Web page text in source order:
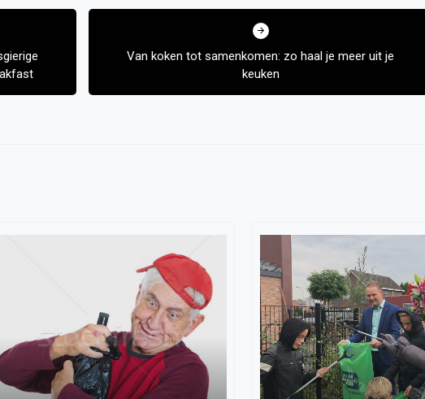
Van koken tot samenkomen: zo haal je meer uit je
keuken